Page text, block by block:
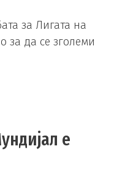
за Лигата на
за да се зголеми
е